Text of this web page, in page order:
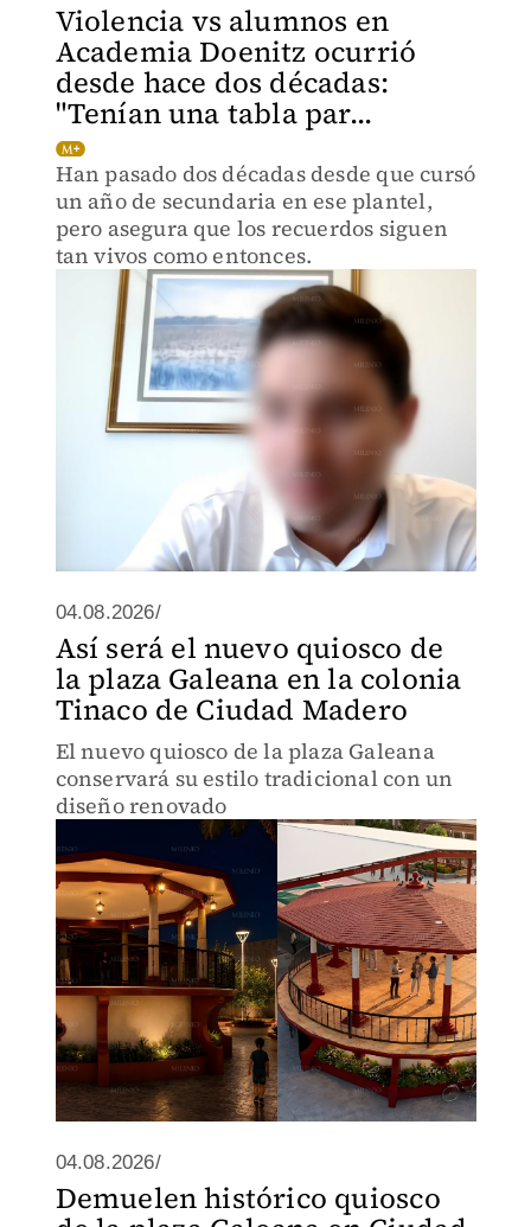
Violencia vs alumnos en
Academia Doenitz ocurrió
desde hace dos décadas:
"Tenían una tabla par...
Han pasado dos décadas desde que cursó
un año de secundaria en ese plantel,
pero asegura que los recuerdos siguen
tan vivos como entonces.
04.08.2026/
Así será el nuevo quiosco de
la plaza Galeana en la colonia
Tinaco de Ciudad Madero
El nuevo quiosco de la plaza Galeana
conservará su estilo tradicional con un
diseño renovado
04.08.2026/
Demuelen histórico quiosco